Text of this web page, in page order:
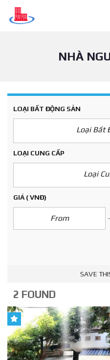
NHÀ
LOẠI BẤT ĐỘNG SẢN
Loại Bất
LOẠI CUNG CẤP
Loại
GIÁ ( VNĐ)
SAVE
2 FOUND